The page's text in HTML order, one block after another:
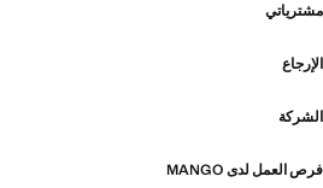
مشترياتي
الإرجاع
الشركة
فرص العمل لدى MANGO